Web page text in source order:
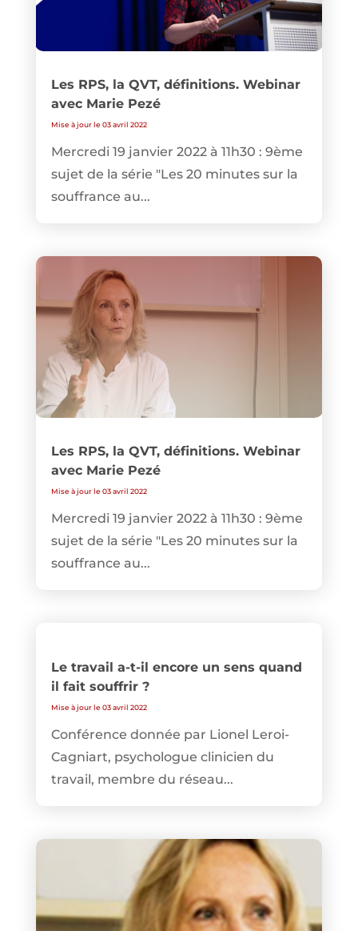
Les RPS, la QVT, définitions. Webinar
avec Marie Pezé
Mise à jour le 03 avril 2022
Mercredi 19 janvier 2022 à 11h30 : 9ème
sujet de la série "Les 20 minutes sur la
souffrance au...
Les RPS, la QVT, définitions. Webinar
avec Marie Pezé
Mise à jour le 03 avril 2022
Mercredi 19 janvier 2022 à 11h30 : 9ème
sujet de la série "Les 20 minutes sur la
souffrance au...
Le travail a-t-il encore un sens quand
il fait souffrir ?
Mise à jour le 03 avril 2022
Conférence donnée par Lionel Leroi-
Cagniart, psychologue clinicien du
travail, membre du réseau...